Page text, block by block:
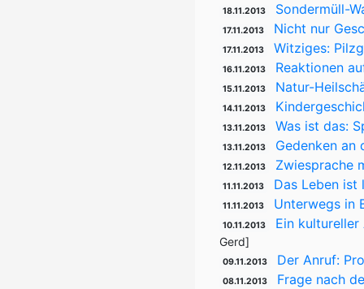
18.11.2013 Sondermüll-
17.11.2013 Nicht nur
17.11.2013 Witziges:
16.11.2013 Reaktionen
15.11.2013 Natur-
14.11.2013
13.11.2013 Was ist das:
13.11.2013 Gedenken an
12.11.2013 Zwiesprache
11.11.2013 Das Leben ist
11.11.2013 Unterwegs in
10.11.2013 Ein
Gerd]
09.11.2013 Der Anruf:
08.11.2013 Frage nach